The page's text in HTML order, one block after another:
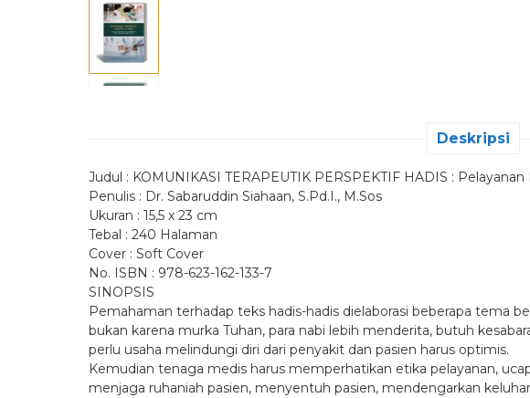
Deskripsi
Judul : KOMUNIKASI TERAPEUTIK PERSPEKTIF HADIS :
Penulis : Dr. Sabaruddin Siahaan, S.Pd.I., M.Sos
Ukuran : 15,5 x 23 cm
Tebal : 240 Halaman
Cover : Soft Cover
No. ISBN : 978-623-162-133-7
SINOPSIS
Pemahaman terhadap teks hadis-hadis dielaborasi beberapa tema
bukan karena murka Tuhan, para nabi lebih menderita, butuh
perlu usaha melindungi diri dari penyakit dan pasien harus optimis.
Kemudian tenaga medis harus memperhatikan etika pelayanan,
menjaga ruhaniah pasien, menyentuh pasien, mendengarkan